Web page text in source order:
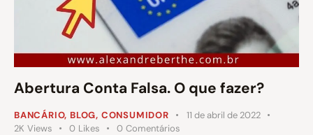
Abertura Conta Falsa. O que fazer?
BANCÁRIO, BLOG, CONSUMIDOR
11 de abril de 2022
2K Views 0 Likes 0 Comentários